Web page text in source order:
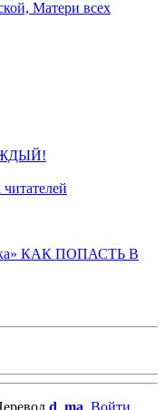
Матери всех
КАК ПОПАСТЬ В
d_ma Войти